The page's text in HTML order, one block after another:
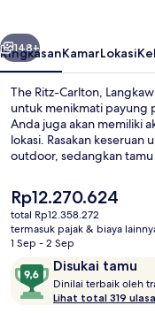
Berikutnya
148+
RingkasanKamarLokasi
The Ritz-Carlton,
untuk menikmati payung
Anda juga akan memiliki
lokasi. Rasakan keseruan
outdoor, sedangkan
aromaterapi, dan
salah satu 3 restoran
untuk sarapan dan
ini meliputi 2 bar tepi
bar/lounge. Para traveler
Harga
saat
ini
Rp12.270.624
Rp12.270.624
total Rp12.358.272
termasuk pajak & biaya
1 Sep - 2 Sep
Ulasan Disukai tamu
9,6
dari
10,
Dinilai terbaik oleh
Lihat total 319